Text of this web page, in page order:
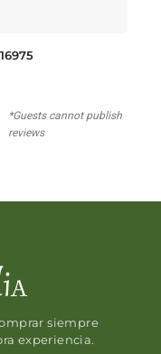
*Guests cannot publish
reviews
siempre
experiencia.